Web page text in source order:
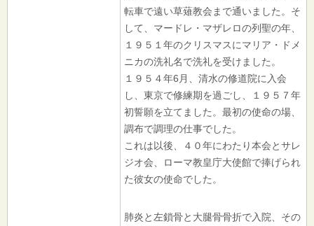
転車で遠い草薙教会まで通いました。そ
して、マードレ・マザレロの列聖の年、
１９５１年のクリスマスにマリア・ドメ
ニカの洗礼名で洗礼を受けました。
１９５４年6月、清水の修道院に入会
し、東京で修練期を過ごし、１９５７年
初誓願を立てました。最初の使命の場、
調布で調理の仕事でした。
これは以後、４０年にわたり本会とサレ
ジオ会、ローマ教皇庁大使館で捧げられ
た彼女の使命でした。
肺炎と左鎖骨と大腿骨骨折で入院、その